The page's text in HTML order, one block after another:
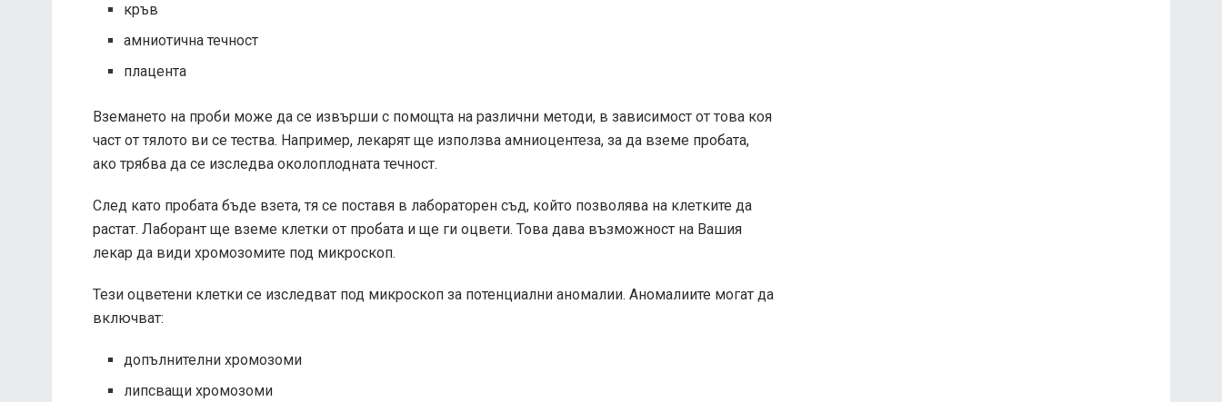
кръв
амниотична течност
плацента
Вземането на проби може да се извърши с помощта на различни методи, в зависимост от това коя
част от тялото ви се тества. Например, лекарят ще използва амниоцентеза, за да вземе пробата,
ако трябва да се изследва околоплодната течност.
След като пробата бъде взета, тя се поставя в лабораторен съд, който позволява на клетките да
растат. Лаборант ще вземе клетки от пробата и ще ги оцвети. Това дава възможност на Вашия
лекар да види хромозомите под микроскоп.
Тези оцветени клетки се изследват под микроскоп за потенциални аномалии. Аномалиите могат да
включват:
допълнителни хромозоми
липсващи хромозоми